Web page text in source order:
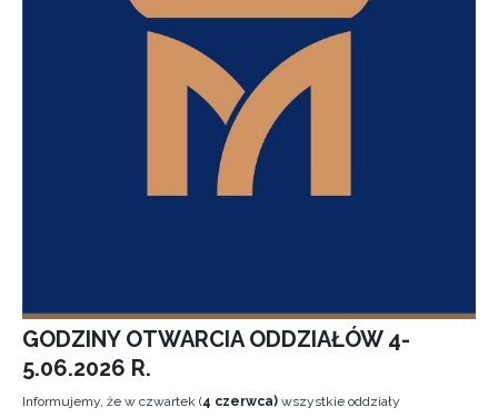
GODZINY OTWARCIA ODDZIAŁÓW 4-
5.06.2026 R.
Informujemy, że w czwartek (4 czerwca) wszystkie oddziały